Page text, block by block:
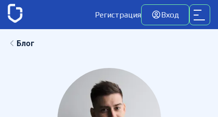
Регистрация Вход
Блог